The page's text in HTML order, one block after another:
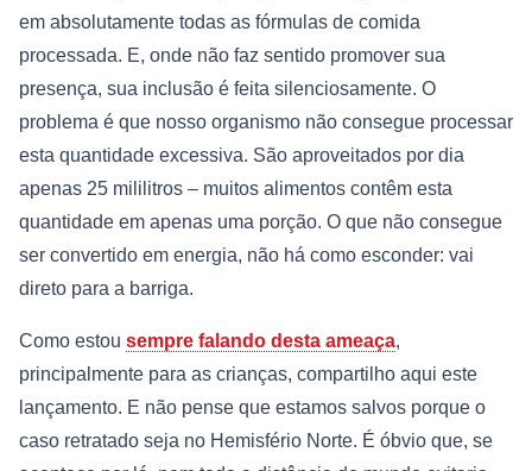
em absolutamente todas as fórmulas de comida
processada. E, onde não faz sentido promover sua
presença, sua inclusão é feita silenciosamente. O
problema é que nosso organismo não consegue processar
esta quantidade excessiva. São aproveitados por dia
apenas 25 mililitros – muitos alimentos contêm esta
quantidade em apenas uma porção. O que não consegue
ser convertido em energia, não há como esconder: vai
direto para a barriga.
Como estou sempre falando desta ameaça,
principalmente para as crianças, compartilho aqui este
lançamento. E não pense que estamos salvos porque o
caso retratado seja no Hemisfério Norte. É óbvio que, se